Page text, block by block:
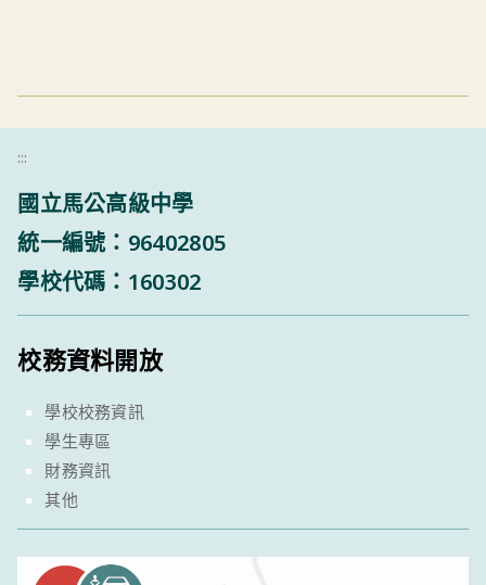
:::
國立馬公高級中學
統一編號：96402805
學校代碼：160302
校務資料開放
學校校務資訊
學生專區
財務資訊
其他